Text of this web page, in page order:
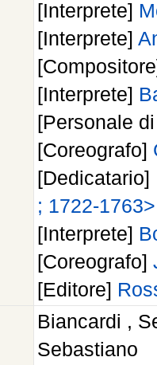
[Interprete]
[Interprete]
[Interprete]
[Personale
[Coreografo]
[Dedicatario]
; 1722-1763>
[Interprete]
[Coreografo]
[Editore]
Biancardi ,
Sebastiano